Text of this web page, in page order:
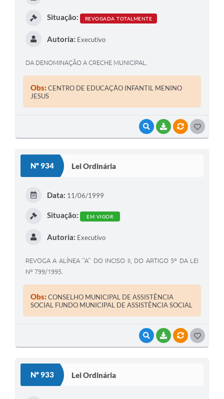
VISUALIZAR
BAIXARVÍNCULOS
Situação: REVOGADA TOTALMENTE
Autoria: Executivo
DA DENOMINAÇÃO A CRECHE MUNICIPAL.
Obs:CENTRO DE EDUCAÇÃO INFANTIL MENINO
JESUS
Nº 934 Lei Ordinária
VISUALIZAR
BAIXARVÍNCULOS
Data: 11/06/1999
Situação: EM VIGOR
Autoria: Executivo
REVOGA A ALÍNEA ''A'' DO INCISO II, DO ARTIGO 5º DA LEI
Nº 799/1995.
Obs:CONSELHO MUNICIPAL DE ASSISTÊNCIA
SOCIAL FUNDO MUNICIPAL DE ASSISTÊNCIA SOCIAL
Nº 933 Lei Ordinária